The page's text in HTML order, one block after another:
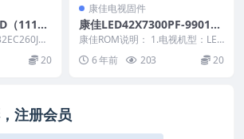
（111
刷机
件大小：
20
康佳电视固件
康佳LED42X7300PF-990118
63-V1.0.22原厂系统刷机电视
固件包下载
康佳ROM说明： 1.电视机型：LED
42X7300PF 2.物料号：99011...
6 年前 203 20
注册会员